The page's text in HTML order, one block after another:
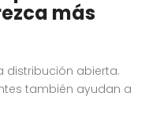
más
distribución abierta.
también ayudan a